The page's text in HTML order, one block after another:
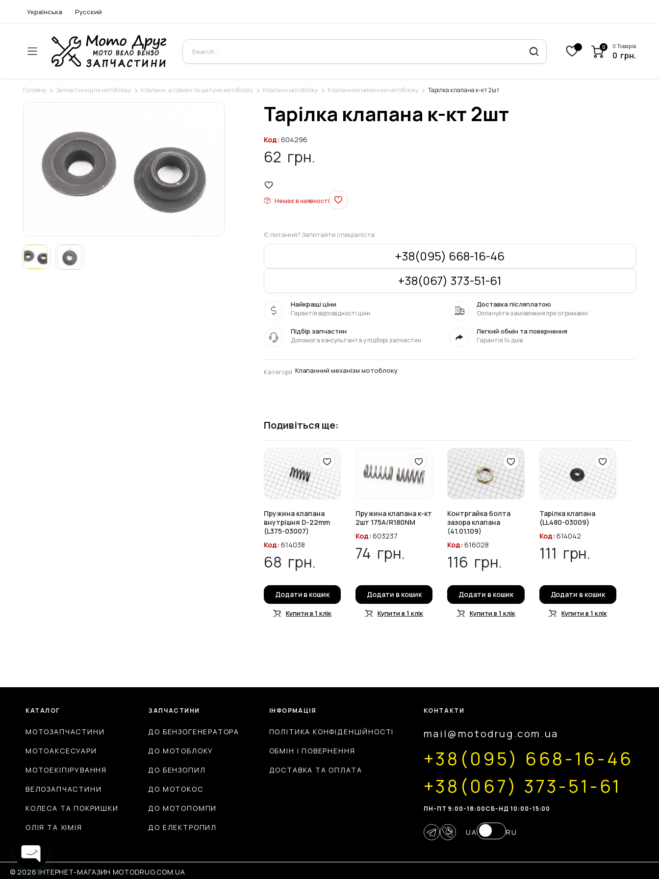
Українська Русский
0 0 Товарів
0 грн.
Головна Запчастини для мотоблоку Клапани, штовхачі та шатуни мотоблоку Клапани мотоблоку Клапанний механізм мотоблоку Тарілка клапана к-кт 2шт
Тарілка клапана к-кт 2шт
Код: 604296
62 грн.
Немає в наявності
Є питання? Запитайте спеціаліста
+38(095) 668-16-46
+38(067) 373-51-61
Найкращі ціни
Гарантія відповідності ціни
Доставка післяплатою
Оплачуйте замовлення при отриманні
Підбір запчастин
Допомога консультанта у підборі запчастин
Легкий обмін та повернення
Гарантія 14 днів
Категорії Клапанний механізм мотоблоку
Подивіться ще:
Пружина клапана
внутрішня D-22mm
(L375-03007)
Код: 614038
68 грн.
Додати в кошик
Купити в 1 клік
Пружина клапана к-кт
2шт 175A/R180NM
Код: 603237
74 грн.
Додати в кошик
Купити в 1 клік
Контргайка болта
зазора клапана
(41.01.109)
Код: 616028
116 грн.
Додати в кошик
Купити в 1 клік
Тарілка клапана
(LL480-03009)
Код: 614042
111 грн.
Додати в кошик
Купити в 1 клік
КАТАЛОГ
МОТОЗАПЧАСТИНИ
МОТОАКСЕСУАРИ
МОТОЕКІПІРУВАННЯ
ВЕЛОЗАПЧАСТИНИ
КОЛЕСА ТА ПОКРИШКИ
ОЛІЯ ТА ХІМІЯ
ЗАПЧАСТИНИ
ДО БЕНЗОГЕНЕРАТОРА
ДО МОТОБЛОКУ
ДО БЕНЗОПИЛ
ДО МОТОКОС
ДО МОТОПОМПИ
ДО ЕЛЕКТРОПИЛ
ІНФОРМАЦІЯ
ПОЛІТИКА КОНФІДЕНЦІЙНОСТІ
ОБМІН І ПОВЕРНЕННЯ
ДОСТАВКА ТА ОПЛАТА
КОНТАКТИ
mail@motodrug.com.ua
+38(095) 668-16-46
+38(067) 373-51-61
ПН-ПТ 9:00-18:00CБ-НД 10:00-15:00
UA RU
© 2026 ІНТЕРНЕТ-МАГАЗИН MOTODRUG.COM.UA
Open